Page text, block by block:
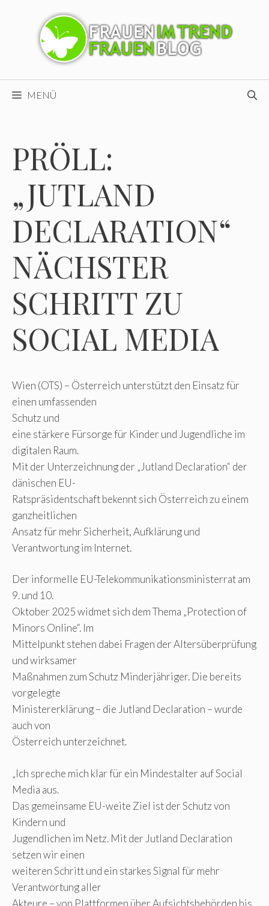
MENÜ
PRÖLL:
„JUTLAND
DECLARATION“
NÄCHSTER
SCHRITT ZU
SOCIAL MEDIA
Wien (OTS) – Österreich unterstützt den Einsatz für
einen umfassenden
Schutz und
eine stärkere Fürsorge für Kinder und Jugendliche im
digitalen Raum.
Mit der Unterzeichnung der „Jutland Declaration“ der
dänischen EU-
Ratspräsidentschaft bekennt sich Österreich zu einem
ganzheitlichen
Ansatz für mehr Sicherheit, Aufklärung und
Verantwortung im Internet.
Der informelle EU-Telekommunikationsministerrat am
9. und 10.
Oktober 2025 widmet sich dem Thema „Protection of
Minors Online“. Im
Mittelpunkt stehen dabei Fragen der Altersüberprüfung
und wirksamer
Maßnahmen zum Schutz Minderjähriger. Die bereits
vorgelegte
Ministererklärung – die Jutland Declaration – wurde
auch von
Österreich unterzeichnet.
„Ich spreche mich klar für ein Mindestalter auf Social
Media aus.
Das gemeinsame EU-weite Ziel ist der Schutz von
Kindern und
Jugendlichen im Netz. Mit der Jutland Declaration
setzen wir einen
weiteren Schritt und ein starkes Signal für mehr
Verantwortung aller
Akteure – von Plattformen über Aufsichtsbehörden bis